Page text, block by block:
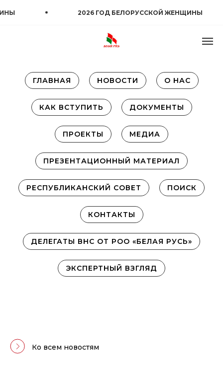
2026 ГОД БЕЛОРУССКОЙ ЖЕНЩИНЫ
ГЛАВНАЯ НОВОСТИ О НАС
КАК ВСТУПИТЬ ДОКУМЕНТЫ
ПРОЕКТЫ МЕДИА
ПРЕЗЕНТАЦИОННЫЙ МАТЕРИАЛ
РЕСПУБЛИКАНСКИЙ СОВЕТ ПОИСК
КОНТАКТЫ
ДЕЛЕГАТЫ ВНС ОТ РОО «БЕЛАЯ РУСЬ»
ЭКСПЕРТНЫЙ ВЗГЛЯД
Ко всем новостям